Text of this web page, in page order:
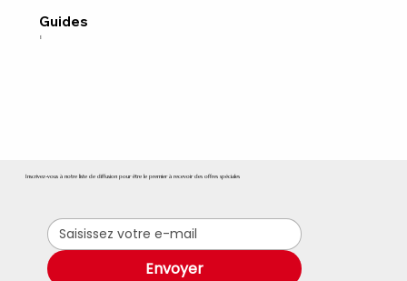
Guides
Inscrivez-vous à notre liste de diffusion pour être le premier à recevoir des offres spéciales
Envoyer